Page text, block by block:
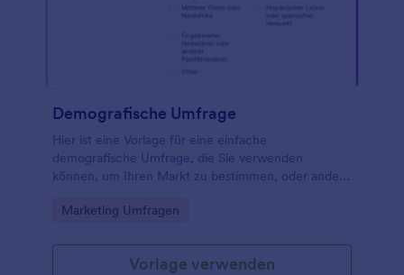
Demografische Umfrage
Hier ist eine Vorlage für eine einfache
demografische Umfrage, die Sie verwenden
können, um Ihren Markt zu bestimmen, oder andere
Umfrage für Forschung können Sie das Geschlecht,
Interessen von den Beantwortenden erfahren.
Verwenden Sie diese Vorlage, um Ihre
Go to Category:
Marketing Umfragen
Vorlage verwenden